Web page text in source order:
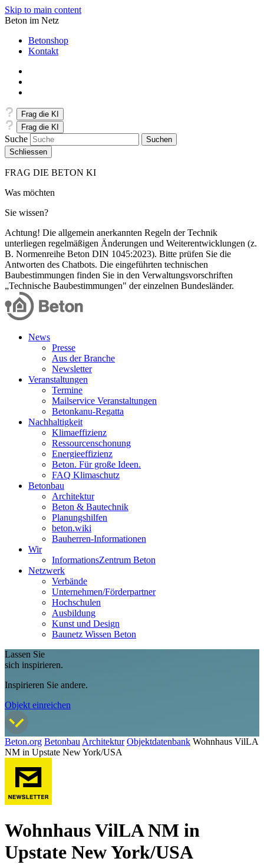
Skip to main content
Beton im Netz
Betonshop
Kontakt
Frag die KI
Frag die KI
Suche
Schliessen
FRAG DIE BETON KI
Was möchten
Sie wissen?
Achtung! Die allgemein anerkannten Regeln der Technik
unterliegen regelmäßigen Änderungen und Weiterentwicklungen (z.
B. Normenreihe Beton DIN 1045:2023). Bitte prüfen Sie die
Antworten des Chatbots. Die eingeführten technischen
Baubestimmungen finden Sie in den Verwaltungsvorschriften
„Technische Baubestimmungen" der einzelnen Bundesländer.
News
Presse
Aus der Branche
Newsletter
Veranstaltungen
Termine
Mailservice Veranstaltungen
Betonkanu-Regatta
Nachhaltigkeit
Klimaeffizienz
Ressourcenschonung
Energieeffizienz
Beton. Für große Ideen.
FAQ Klimaschutz
Betonbau
Architektur
Beton & Bautechnik
Planungshilfen
beton.wiki
Bauherren-Informationen
Wir
InformationsZentrum Beton
Netzwerk
Verbände
Unternehmen/Förderpartner
Hochschulen
Ausbildung
Kunst und Design
Baunetz Wissen Beton
Lassen Sie
sich inspirieren.
Inspirieren Sie andere.
Objekt einreichen
Beton.org Betonbau Architektur Objektdatenbank Wohnhaus VilLA
NM in Upstate New York/USA
Wohnhaus VilLA NM in
Upstate New York/USA